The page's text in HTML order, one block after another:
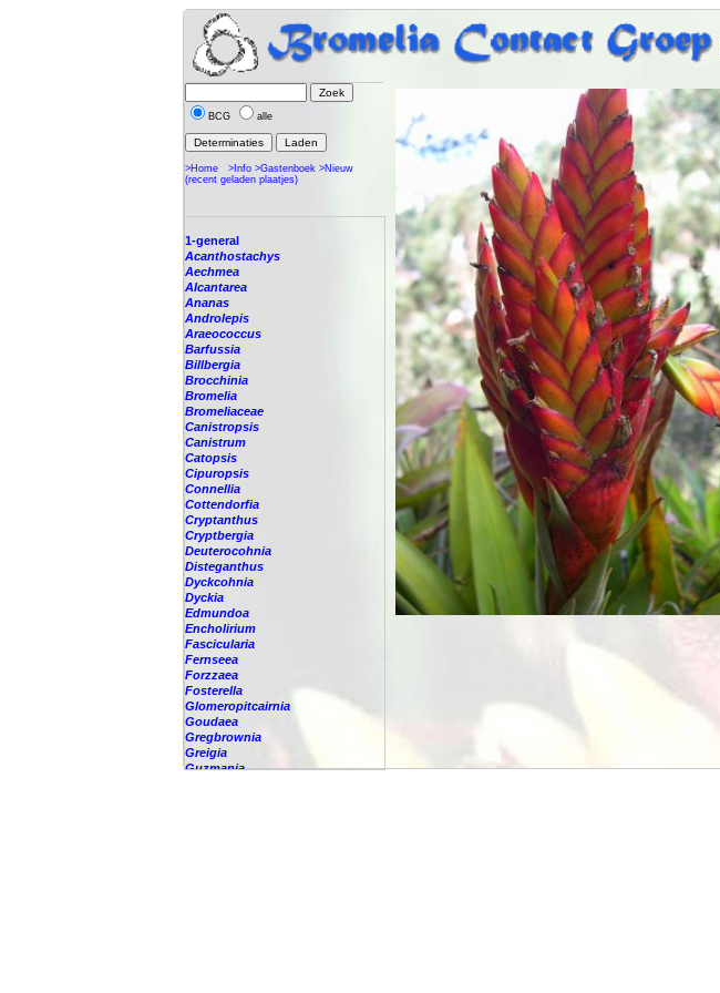
BCG alle
>Home >Info >Gastenboek >Nieuw
(recent geladen plaatjes)
1-general
Acanthostachys
Aechmea
Alcantarea
Ananas
Androlepis
Araeococcus
Barfussia
Billbergia
Brocchinia
Bromelia
Bromeliaceae
Canistropsis
Canistrum
Catopsis
Cipuropsis
Connellia
Cottendorfia
Cryptanthus
Cryptbergia
Deuterocohnia
Disteganthus
Dyckcohnia
Dyckia
Edmundoa
Encholirium
Fascicularia
Fernseea
Forzzaea
Fosterella
Glomeropitcairnia
Goudaea
Gregbrownia
Greigia
Guzmania